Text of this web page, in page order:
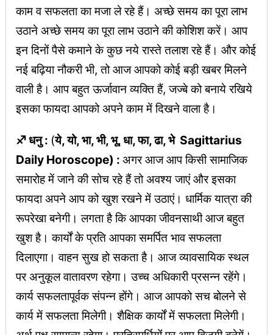
काम व सफलता का मजा ले रहे हैं। अच्छे समय का पूरा लाभ
उठाने अच्छे समय का पूरा लाभ उठाने की कोशिश करें। आप
इन दिनों पैसे कमाने के कुछ नये रास्ते तलाश रहे हैं। और कोई
नई बढ़िया नौकरी भी, तो आज आपको कोई बड़ी खबर मिलने
वाली है। आप बहुत ऊर्जावान व्यक्ति हैं, जज्बे को बनाये रखिये
इसका फायदा आपको अपने काम में दिखने वाला है।
♐ धनु : (ये, यो, भा, भी, भू, धा, फा, ढा, भे Sagittarius
Daily Horoscope) : अगर आज आप किसी सामाजिक
समारोह में जाने की सोच रहे हैं तो अवश्य जाएं और इसका
फायदा अपने आप को खुश रखने में उठाएं। धार्मिक यात्रा की
रूपरेखा बनेगी। लगता है कि आपका जीवनसाथी आज बहुत
खुश है। कार्यों के प्रति आपका समर्पित भाव सफलता
दिलाएगा। वाहन सुख हो सकता है। आज व्यावसायिक स्थल
पर अनुकूल वातावरण रहेगा। उच्च अधिकारी प्रसन्न रहेंगे।
कार्य सफलतापूर्वक संपन्न होंगे। आज आपको सच बोलने से
कार्य में सफलता मिलेगी। शैक्षिक कार्यों में सफलता मिलेगी।